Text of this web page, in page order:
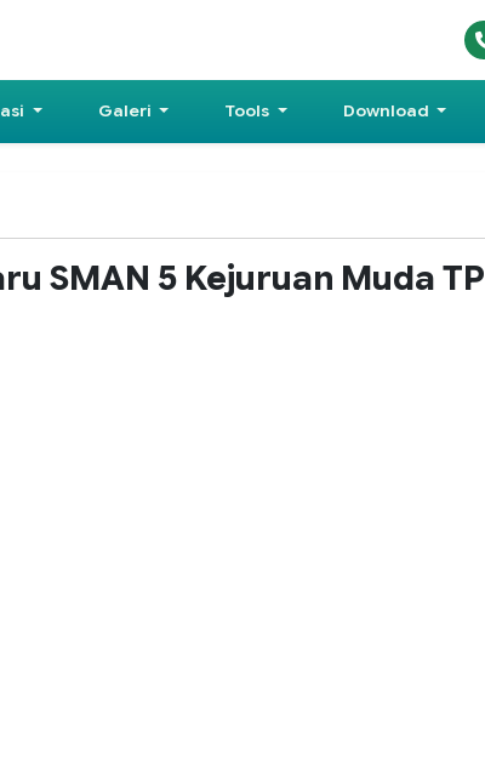
Galeri Tools Download
SMAN 5 Kejuruan Muda TP